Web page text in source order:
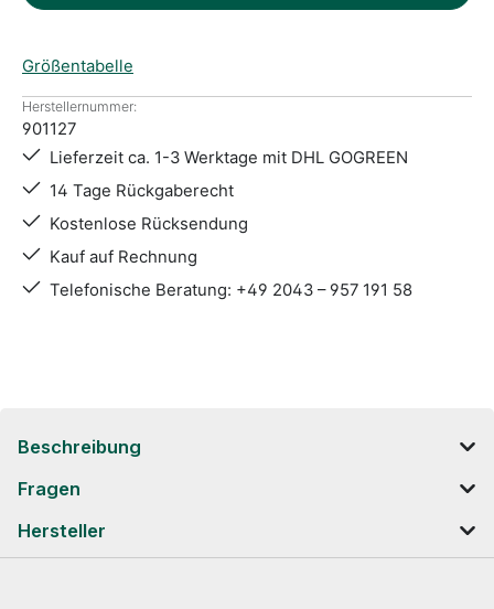
Größentabelle
Herstellernummer:
901127
Lieferzeit ca. 1-3 Werktage mit DHL GOGREEN
14 Tage Rückgaberecht
Kostenlose Rücksendung
Kauf auf Rechnung
Telefonische Beratung: +49 2043 – 957 191 58
Beschreibung
Fragen
Hersteller